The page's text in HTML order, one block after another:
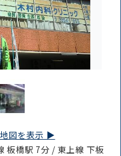
地図を表示 ▶︎
板橋駅 7分 / 東上線 下板